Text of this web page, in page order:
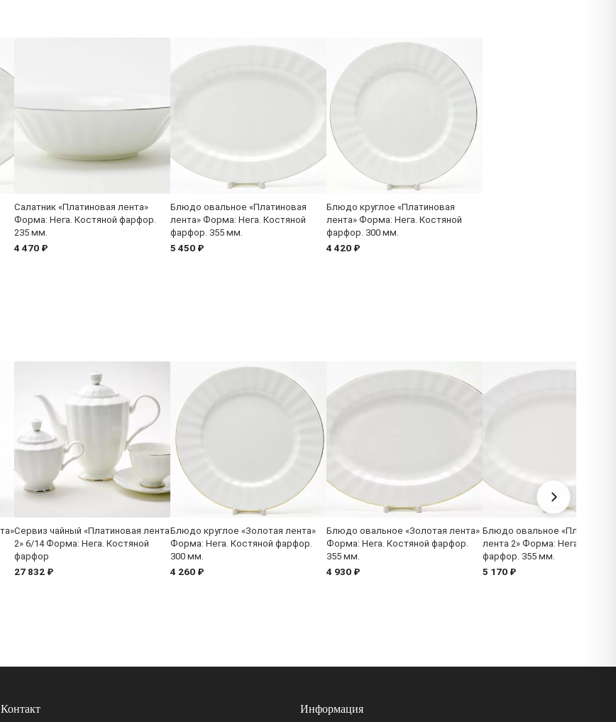
Салатник «Платиновая лента»
Форма: Нега. Костяной фарфор.
235 мм.
4 470 ₽
Блюдо овальное «Платиновая
лента» Форма: Нега. Костяной
фарфор. 355 мм.
5 450 ₽
Блюдо круглое «Платиновая
лента» Форма: Нега. Костяной
фарфор. 300 мм.
4 420 ₽
Сервиз чайный «Платиновая лента
2» 6/14 Форма: Нега. Костяной
фарфор
27 832 ₽
Блюдо круглое «Золотая лента»
Форма: Нега. Костяной фарфор.
300 мм.
4 260 ₽
Блюдо овальное «Золотая лента»
Форма: Нега. Костяной фарфор.
355 мм.
4 930 ₽
Блюдо овальное
лента 2» Форма: Нега.
фарфор. 355 мм.
5 170 ₽
Контакт Информация